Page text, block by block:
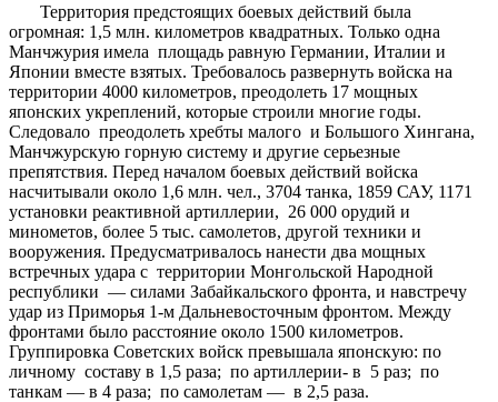
Территория предстоящих боевых действий была
огромная: 1,5 млн. километров квадратных. Только одна
Манчжурия имела площадь равную Германии, Италии и
Японии вместе взятых. Требовалось развернуть войска на
территории 4000 километров, преодолеть 17 мощных
японских укреплений, которые строили многие годы.
Следовало преодолеть хребты малого и Большого Хингана,
Манчжурскую горную систему и другие серьезные
препятствия. Перед началом боевых действий войска
насчитывали около 1,6 млн. чел., 3704 танка, 1859 САУ, 1171
установки реактивной артиллерии, 26 000 орудий и
минометов, более 5 тыс. самолетов, другой техники и
вооружения. Предусматривалось нанести два мощных
встречных удара с территории Монгольской Народной
республики — силами Забайкальского фронта, и навстречу
удар из Приморья 1-м Дальневосточным фронтом. Между
фронтами было расстояние около 1500 километров.
Группировка Советских войск превышала японскую: по
личному составу в 1,5 раза; по артиллерии- в 5 раз; по
танкам — в 4 раза; по самолетам — в 2,5 раза.